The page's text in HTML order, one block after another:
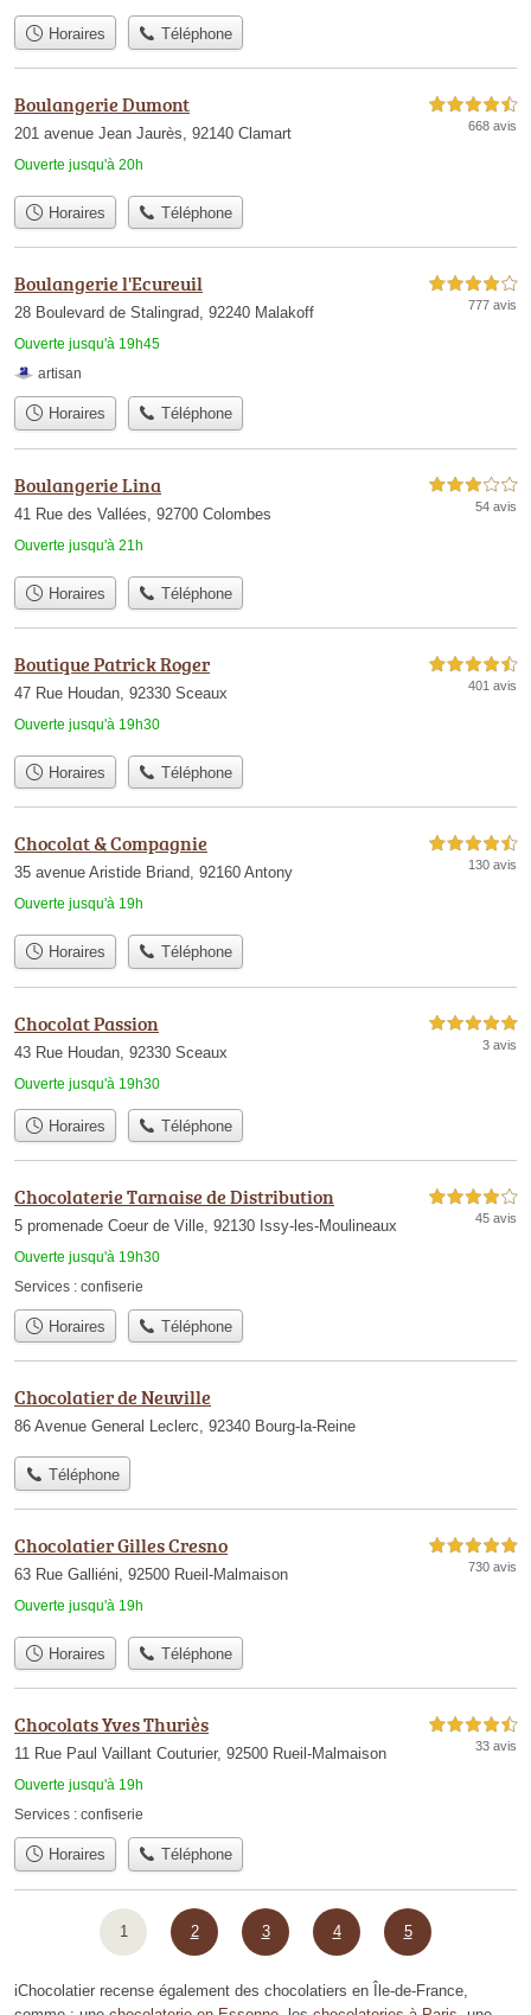
Horaires Téléphone
Boulangerie Dumont
201 avenue Jean Jaurès, 92140 Clamart
Ouverte jusqu'à 20h
4,5 étoiles sur 5
668 avis
Horaires Téléphone
Boulangerie l'Ecureuil
28 Boulevard de Stalingrad, 92240 Malakoff
Ouverte jusqu'à 19h45
4,0 étoiles sur 5
777 avis
artisan
Horaires Téléphone
Boulangerie Lina
41 Rue des Vallées, 92700 Colombes
Ouverte jusqu'à 21h
3,0 étoiles sur 5
54 avis
Horaires Téléphone
Boutique Patrick Roger
47 Rue Houdan, 92330 Sceaux
Ouverte jusqu'à 19h30
4,5 étoiles sur 5
401 avis
Horaires Téléphone
Chocolat & Compagnie
35 avenue Aristide Briand, 92160 Antony
Ouverte jusqu'à 19h
4,5 étoiles sur 5
130 avis
Horaires Téléphone
Chocolat Passion
43 Rue Houdan, 92330 Sceaux
Ouverte jusqu'à 19h30
5,0 étoiles sur 5
3 avis
Horaires Téléphone
Chocolaterie Tarnaise de Distribution
5 promenade Coeur de Ville, 92130 Issy-les-Moulineaux
Ouverte jusqu'à 19h30
4,0 étoiles sur 5
45 avis
Services : confiserie
Horaires Téléphone
Chocolatier de Neuville
86 Avenue General Leclerc, 92340 Bourg-la-Reine
Téléphone
Chocolatier Gilles Cresno
63 Rue Galliéni, 92500 Rueil-Malmaison
Ouverte jusqu'à 19h
5,0 étoiles sur 5
730 avis
Horaires Téléphone
Chocolats Yves Thuriès
11 Rue Paul Vaillant Couturier, 92500 Rueil-Malmaison
Ouverte jusqu'à 19h
4,5 étoiles sur 5
33 avis
Services : confiserie
Horaires Téléphone
1 2 3 4 5
iChocolatier recense également des chocolatiers en Île-de-France,